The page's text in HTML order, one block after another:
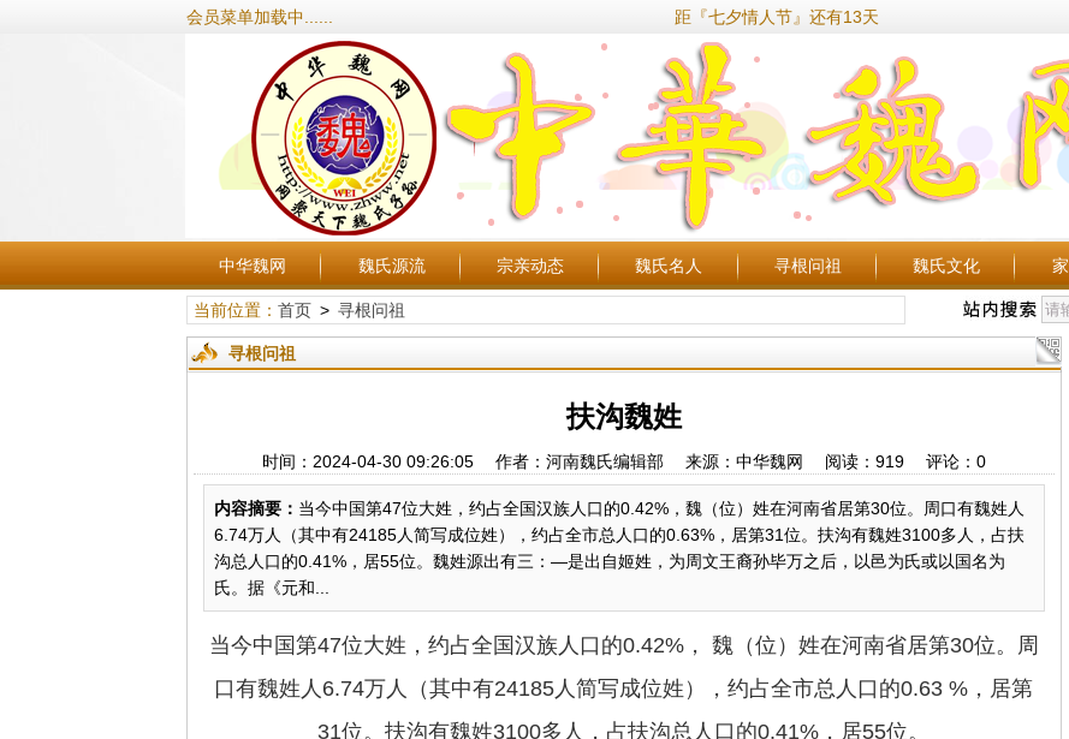
会员菜单加载中...... 距『七夕情人节』还有13天
中华魏网 魏氏源流 宗亲动态 魏氏名人 寻根问祖 魏氏文化
当前位置： 首页> 寻根问祖
寻根问祖
扶沟魏姓
时间：2024-04-30 09:26:05 作者：河南魏氏编辑部 来源：中华魏网 阅读： 919评论： 0
内容摘要： 当今中国第47位大姓，约占全国汉族人口的0.42%，魏（位）姓在河南省居第30位。周口有魏姓人
6.74万人（其中有24185人简写成位姓），约占全市总人口的0.63%，居第31位。扶沟有魏姓3100多人，占扶
沟总人口的0.41%，居55位。魏姓源出有三：—是出自姬姓，为周文王裔孙毕万之后，以邑为氏或以国名为
氏。据《元和...
当今中国第47位大姓，约占全国汉族人口的0.42%， 魏（位）姓在河南省居第30位。周
口有魏姓人6.74万人（其中有24185人简写成位姓），约占全市总人口的0.63 %，居第
31位。扶沟有魏姓3100多人，占扶沟总人口的0.41%，居55位。